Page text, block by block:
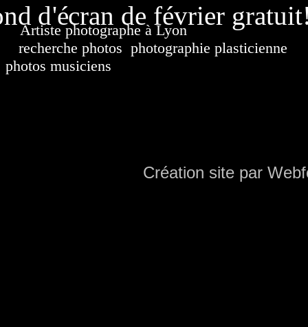
d'écran de février
Artiste photographe à LyonFrance. Banque
recherche photos photographie plasticienne
photos musiciens
Création site par